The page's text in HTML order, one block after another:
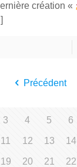
création «
Précédent
3 4 5 6
11 12 13 14
19 20 21 22